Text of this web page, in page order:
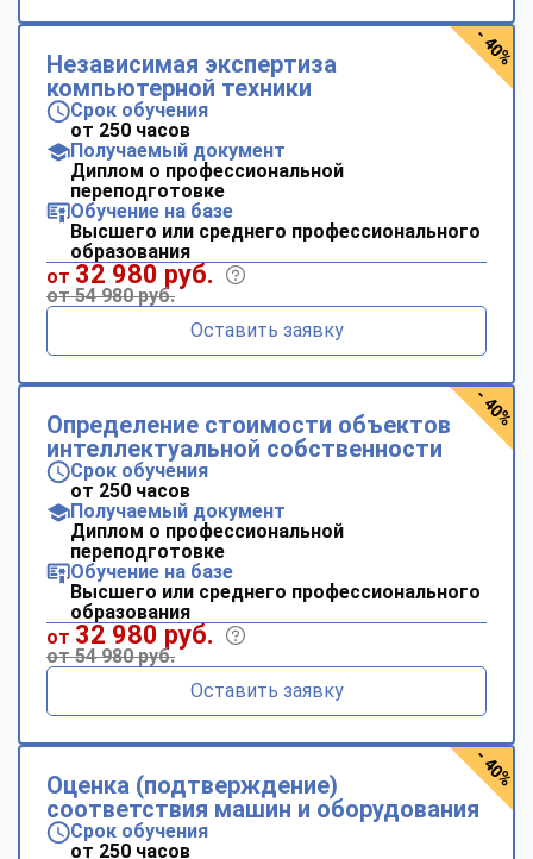
Независимая экспертиза
компьютерной техники
Срок обучения
от 250 часов
Получаемый документ
Диплом о профессиональной
переподготовке
Обучение на базе
Высшего или среднего профессионального
образования
от 32 980 руб.
от 54 980 руб.
Оставить заявку
- 40%
Определение стоимости объектов
интеллектуальной собственности
Срок обучения
от 250 часов
Получаемый документ
Диплом о профессиональной
переподготовке
Обучение на базе
Высшего или среднего профессионального
образования
от 32 980 руб.
от 54 980 руб.
Оставить заявку
- 40%
Оценка (подтверждение)
соответствия машин и оборудования
Срок обучения
от 250 часов
- 40%